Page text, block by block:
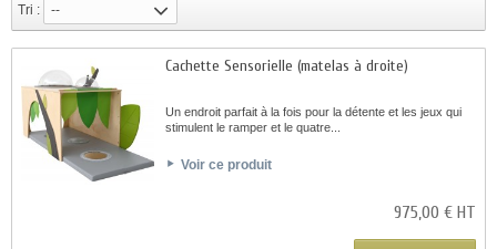
Tri : --
Cachette Sensorielle (matelas à droite)
Un endroit parfait à la fois pour la détente et les jeux qui
stimulent le ramper et le quatre...
Voir ce produit
975,00 € HT